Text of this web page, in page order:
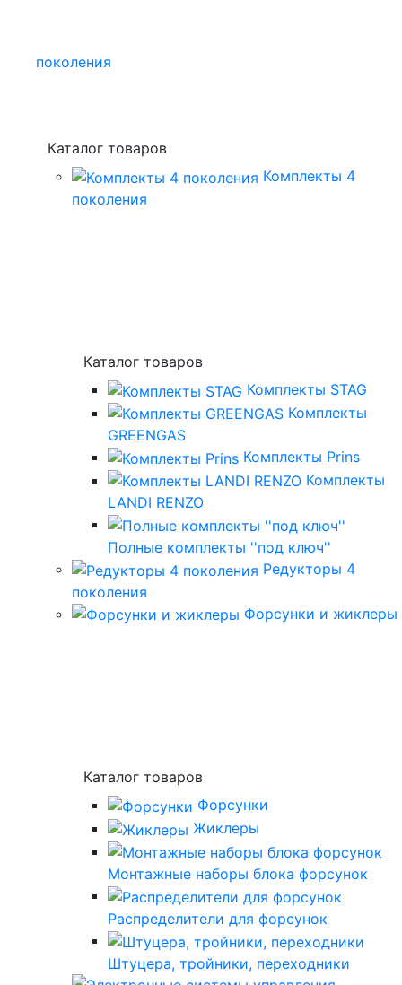
поколения
Каталог товаров
Комплекты 4
поколения
Каталог товаров
Комплекты STAG
Комплекты
GREENGAS
Комплекты Prins
Комплекты
LANDI RENZO
Полные комплекты ''под ключ''
Редукторы 4
поколения
Форсунки и жиклеры
Каталог товаров
Форсунки
Жиклеры
Монтажные наборы блока форсунок
Распределители для форсунок
Штуцера, тройники, переходники